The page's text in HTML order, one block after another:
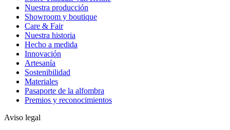
Nuestra producción
Showroom y boutique
Care & Fair
Nuestra historia
Hecho a medida
Innovación
Artesanía
Sostenibilidad
Materiales
Pasaporte de la alfombra
Premios y reconocimientos
Aviso legal